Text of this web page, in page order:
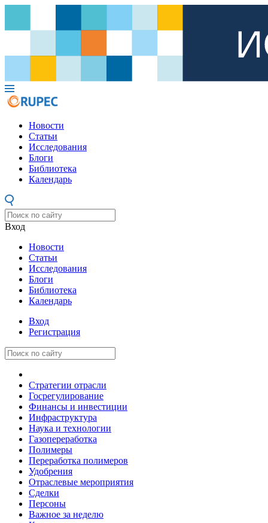
Новости
Статьи
Исследования
Блоги
Библиотека
Календарь
Вход
Новости
Статьи
Исследования
Блоги
Библиотека
Календарь
Вход
Регистрация
Стратегии отрасли
Госрегулирование
Финансы и инвестиции
Инфраструктура
Наука и технологии
Газопереработка
Полимеры
Переработка полимеров
Удобрения
Отраслевые мероприятия
Сделки
Персоны
Важное за неделю